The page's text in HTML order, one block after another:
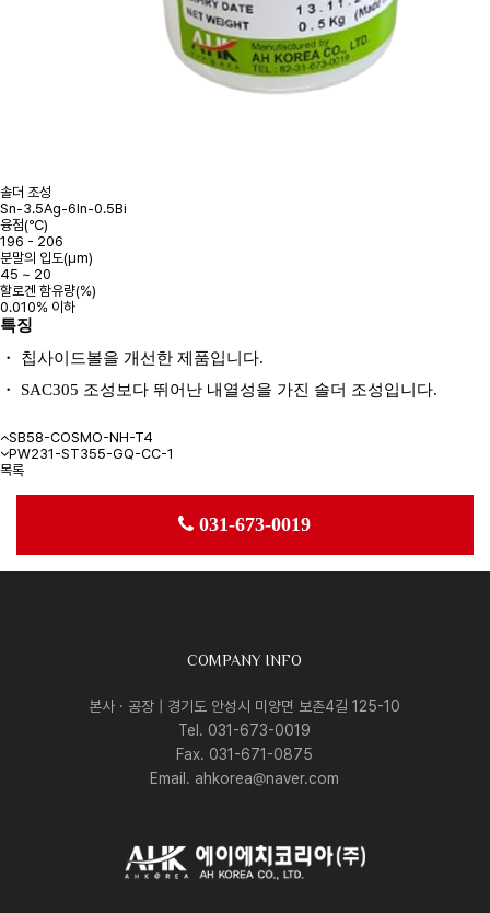
솔더 조성
Sn-3.5Ag-6In-0.5Bi
융점(℃)
196 - 206
분말의 입도(μm)
45 ~ 20
할로겐 함유량(%)
0.010% 이하
특징
・
칩사이드볼을 개선한 제품입니다.
・
SAC305 조성보다 뛰어난 내열성을 가진 솔더 조성입니다.
SB58-COSMO-NH-T4
PW231-ST355-GQ-CC-1
목록
031-673-0019
COMPANY INFO
본사 · 공장 | 경기도 안성시 미양면 보촌4길 125-10
Tel. 031-673-0019
Fax. 031-671-0875
Email. ahkorea@naver.com